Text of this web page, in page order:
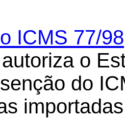
ICMS 77/98
o
do